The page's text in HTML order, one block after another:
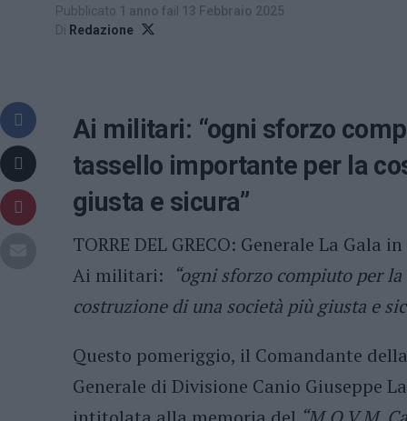
Pubblicato 1 anno fail
13 Febbraio 2025
Di Redazione
Ai militari: “ogni sforzo
tassello importante per la
giusta e sicura”
TORRE DEL GRECO: Generale La Gala
Ai militari: “ogni sforzo compiuto per
costruzione di una società più giusta e
Questo pomeriggio, il Comandante
Generale di Divisione Canio Giuseppe